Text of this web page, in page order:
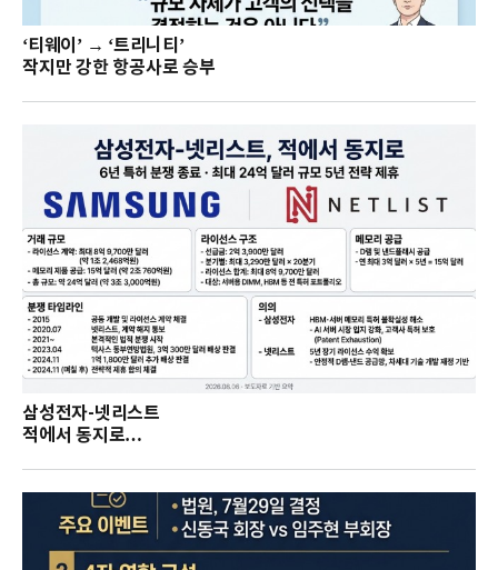
‘티웨이’ → ‘트리니티’
작지만 강한 항공사로 승부
삼성전자-넷리스트
적에서 동지로…